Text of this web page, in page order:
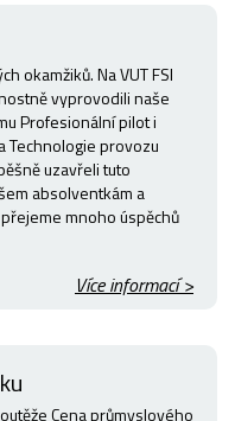
okamžiků. Na VUT FSI
vyprovodili naše
Profesionální pilot i
Technologie provozu
uzavřeli tuto
absolventkám a
mnoho úspěchů
Více informací >
Cena průmyslového